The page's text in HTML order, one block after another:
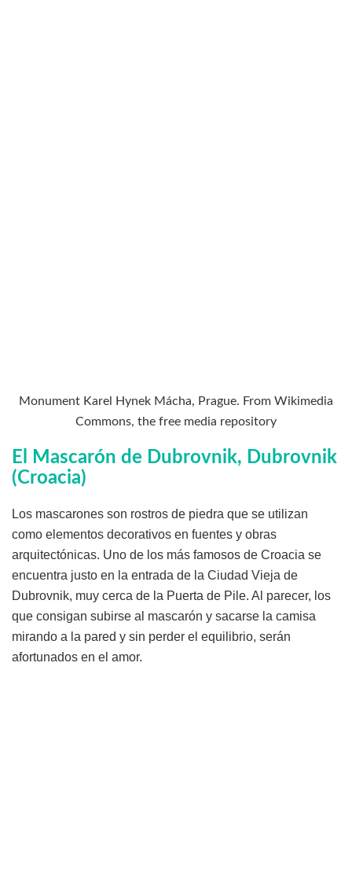
Monument Karel Hynek Mácha, Prague. From Wikimedia
Commons, the free media repository
El Mascarón de Dubrovnik, Dubrovnik
(Croacia)
Los mascarones son rostros de piedra que se utilizan
como elementos decorativos en fuentes y obras
arquitectónicas. Uno de los más famosos de Croacia se
encuentra justo en la entrada de la Ciudad Vieja de
Dubrovnik, muy cerca de la Puerta de Pile. Al parecer, los
que consigan subirse al mascarón y sacarse la camisa
mirando a la pared y sin perder el equilibrio, serán
afortunados en el amor.